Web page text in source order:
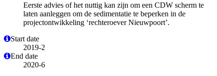
Eerste advies of het nuttig kan zijn om een CDW scherm te
laten aanleggen om de sedimentatie te beperken in de
projectontwikkeling ‘rechteroever Nieuwpoort’.
Start date
2019-2
End date
2020-6